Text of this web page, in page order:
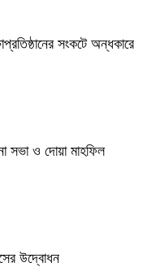
সংকটে অন্ধকারে
সভা ও দোয়া মাহফিল
উদ্বোধন